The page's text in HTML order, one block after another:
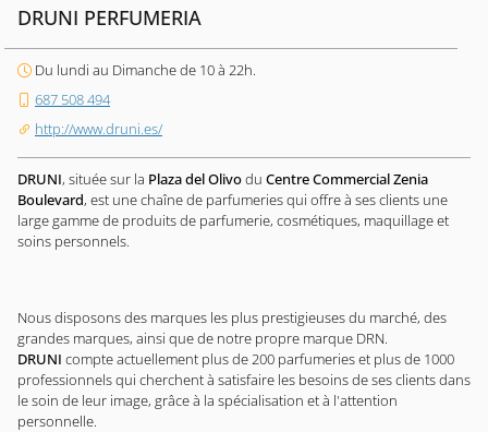
DRUNI PERFUMERIA
Du lundi au Dimanche de 10 à 22h.
687 508 494
http://www.druni.es/
DRUNI, située sur la Plaza del Olivodu Centre Commercial Zenia
Boulevard, est une chaîne de parfumeries qui offre à ses clients une
large gamme de produits de parfumerie, cosmétiques, maquillage et
soins personnels.
Nous disposons des marques les plus prestigieuses du marché, des
grandes marques, ainsi que de notre propre marque DRN.
DRUNI compte actuellement plus de 200 parfumeries et plus de 1000
professionnels qui cherchent à satisfaire les besoins de ses clients dans
le soin de leur image, grâce à la spécialisation et à l'attention
personnelle.